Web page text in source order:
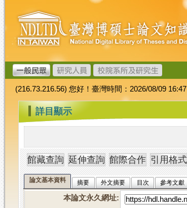
跳
到
主
要
內
容
臺
灣
博
碩
士
論
文
加
值
系
統
(216.73.216.56) 您好！臺灣時間：2026/08/09 16:47
::: 詳目顯示
論文基本資料 摘要 外文摘要 目次 參考文獻
本論文永久網址: